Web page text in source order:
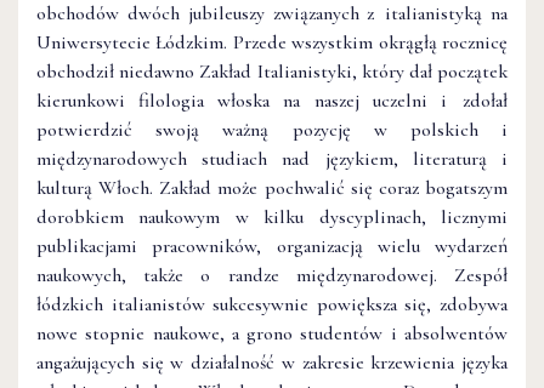
obchodów dwóch jubileuszy związanych z italianistyką na
Uniwersytecie Łódzkim. Przede wszystkim okrągłą rocznicę
obchodził niedawno Zakład Italianistyki, który dał początek
kierunkowi filologia włoska na naszej uczelni i zdołał
potwierdzić swoją ważną pozycję w polskich i
międzynarodowych studiach nad językiem, literaturą i
kulturą Włoch. Zakład może pochwalić się coraz bogatszym
dorobkiem naukowym w kilku dyscyplinach, licznymi
publikacjami pracowników, organizacją wielu wydarzeń
naukowych, także o randze międzynarodowej. Zespół
łódzkich italianistów sukcesywnie powiększa się, zdobywa
nowe stopnie naukowe, a grono studentów i absolwentów
angażujących się w działalność w zakresie krzewienia języka